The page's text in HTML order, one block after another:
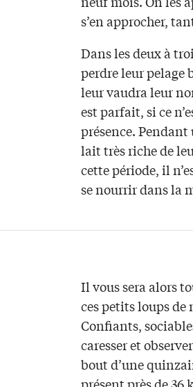
s’en approcher,
Dans les deux à
perdre leur pelage
leur vaudra leur
est parfait, si ce
présence.
lait très riche de
cette période, il
se nourrir dans la
Il vous sera alors
ces petits loups de
Confiants,
caresser et
bout d’une
présent près de 36